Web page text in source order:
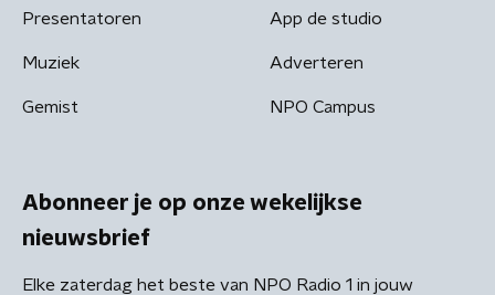
Presentatoren
Muziek
Gemist
App de studio
Adverteren
NPO Campus
Abonneer je op onze wekelijkse
nieuwsbrief
Elke zaterdag het beste van NPO Radio 1 in jouw